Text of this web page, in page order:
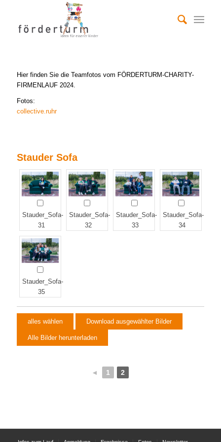
Hier finden Sie die Teamfotos vom FÖRDERTURM-CHARITY-
FIRMENLAUF 2024.
Fotos:
collective.ruhr
Stauder Sofa
Stauder_Sofa-
31
Stauder_Sofa-
32
Stauder_Sofa-
33
Stauder_Sofa-
34
Stauder_Sofa-
35
◄ 1 2